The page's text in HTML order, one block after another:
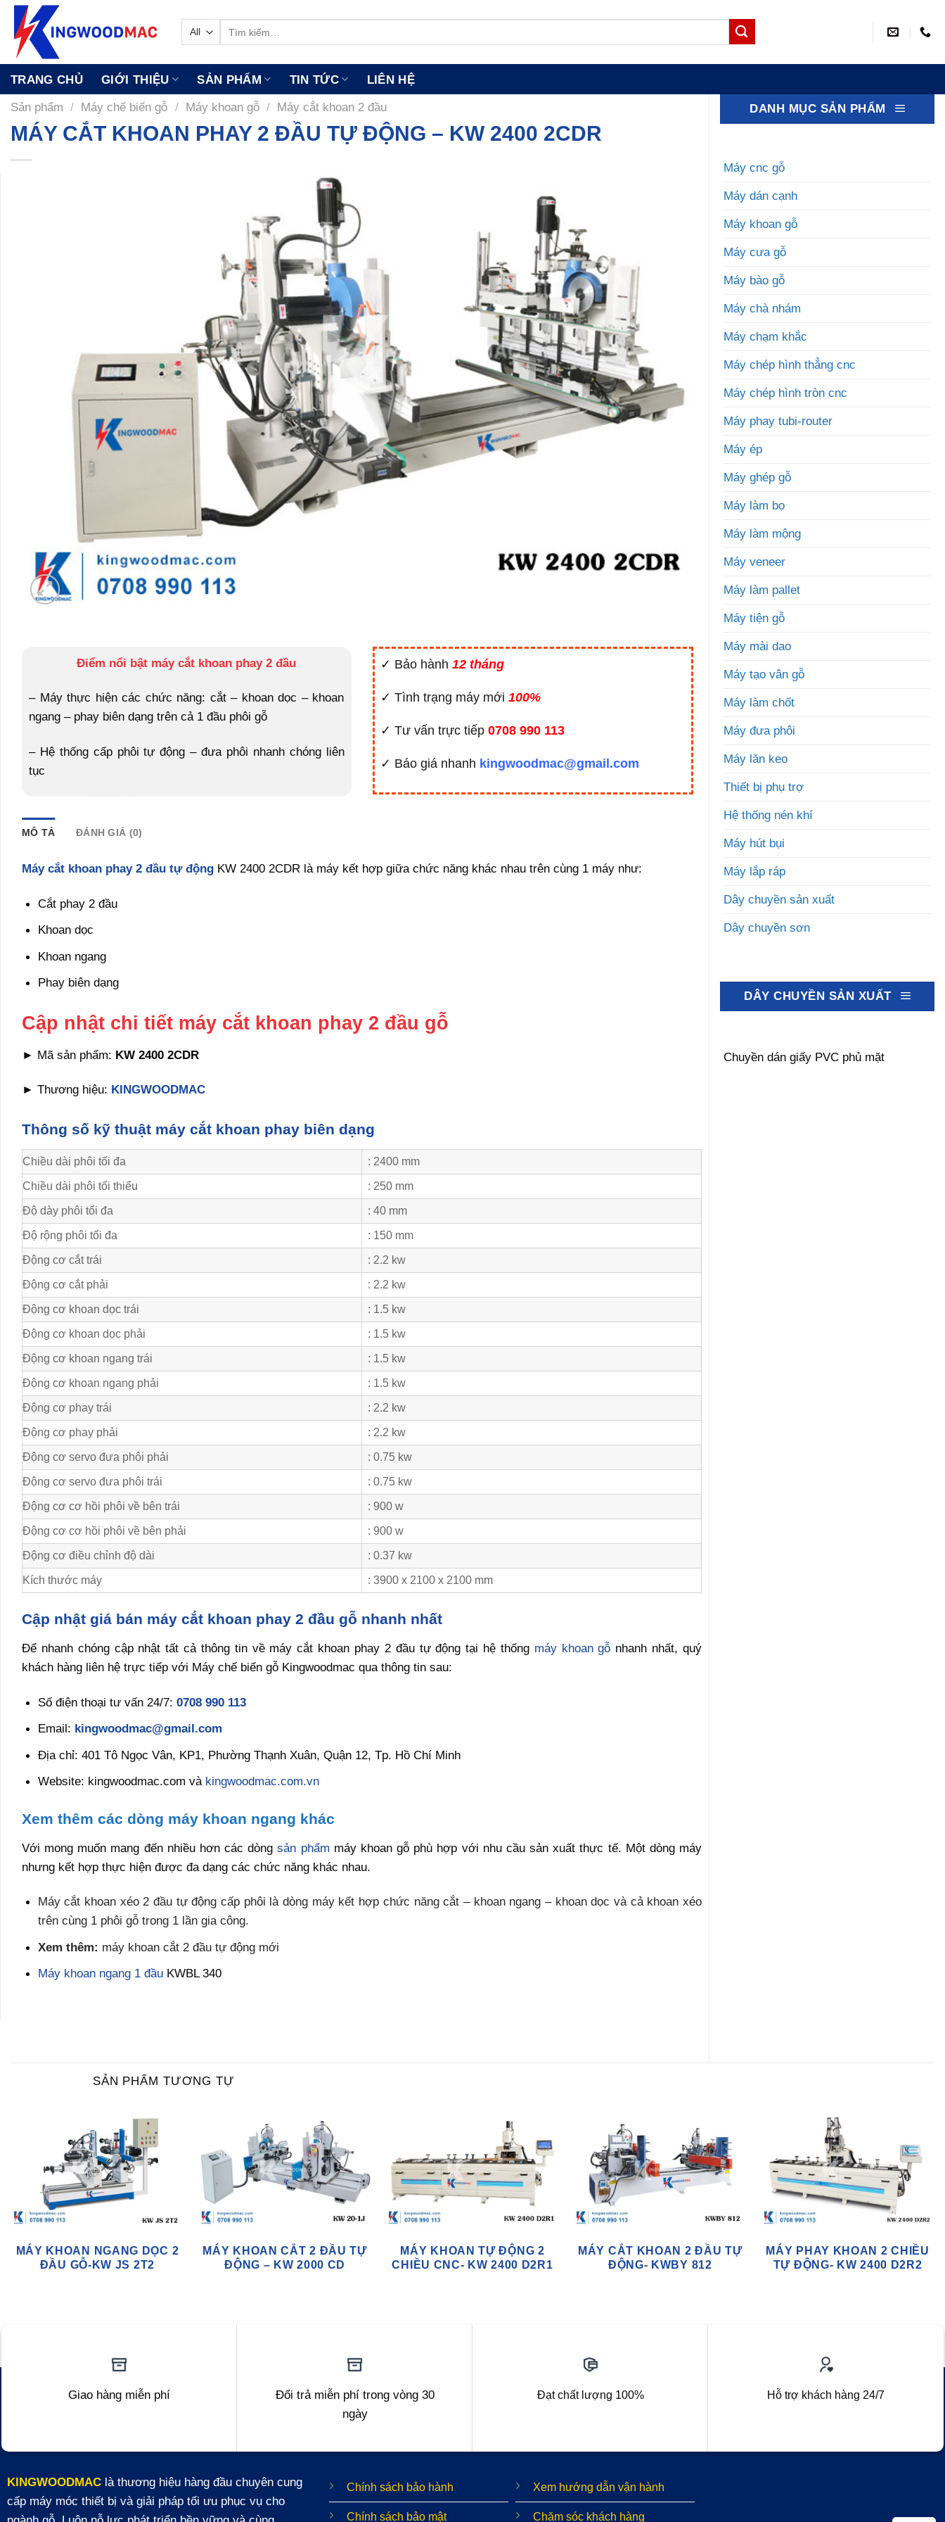
Skip
content
TRANG CHỦ GIỚI THIỆU SẢN PHẨM TIN TỨC
LIÊN HỆ
Sản phẩm / Máy chế biến gỗ / Máy khoan gỗ / Máy cắt khoan 2 đầu
MÁY CẮT KHOAN PHAY 2 ĐẦU TỰ ĐỘNG – KW 2400 2CDR
Điểm nổi bật máy cắt khoan phay 2 đầu
– Máy thực hiện các chức năng: cắt – khoan dọc – khoan
ngang – phay biên dạng trên cả 1 đầu phôi gỗ
– Hệ thống cấp phôi tự động – đưa phôi nhanh chóng liên
tục
✓ Bảo hành 12 tháng
✓ Tình trạng máy mới 100%
✓ Tư vấn trực tiếp 0708 990 113
✓ Báo giá nhanh kingwoodmac@gmail.com
MÔ TẢ ĐÁNH GIÁ (0)
Máy cắt khoan phay 2 đầu tự động KW 2400 2CDR là máy kết hợp giữa chức năng khác nhau trên cùng 1 máy như:
Cắt phay 2 đầu
Khoan dọc
Khoan ngang
Phay biên dạng
Cập nhật chi tiết máy cắt khoan phay 2 đầu gỗ
► Mã sản phẩm: KW 2400 2CDR
► Thương hiệu: KINGWOODMAC
Thông số kỹ thuật máy cắt khoan phay biên dạng
Chiều dài phôi tối đa : 2400 mm
Chiều dài phôi tối thiểu : 250 mm
Độ dày phôi tối đa : 40 mm
Độ rộng phôi tối đa : 150 mm
Động cơ cắt trái : 2.2 kw
Động cơ cắt phải : 2.2 kw
Động cơ khoan dọc trái : 1.5 kw
Động cơ khoan dọc phải : 1.5 kw
Động cơ khoan ngang trái : 1.5 kw
Động cơ khoan ngang phải : 1.5 kw
Động cơ phay trái : 2.2 kw
Động cơ phay phải : 2.2 kw
Động cơ servo đưa phôi phải : 0.75 kw
Động cơ servo đưa phôi trái : 0.75 kw
Động cơ cơ hồi phôi về bên trái : 900 w
Động cơ cơ hồi phôi về bên phải : 900 w
Động cơ điều chỉnh độ dài : 0.37 kw
Kích thước máy : 3900 x 2100 x 2100 mm
Cập nhật giá bán máy cắt khoan phay 2 đầu gỗ nhanh nhất
Để nhanh chóng cập nhật tất cả thông tin về máy cắt khoan phay 2 đầu tự động tại hệ thống máy khoan gỗ nhanh nhất, quý
khách hàng liên hệ trực tiếp với Máy chế biến gỗ Kingwoodmac qua thông tin sau:
Số điện thoại tư vấn 24/7: 0708 990 113
Email: kingwoodmac@gmail.com
Địa chỉ: 401 Tô Ngọc Vân, KP1, Phường Thạnh Xuân, Quận 12, Tp. Hồ Chí Minh
Website: kingwoodmac.com và kingwoodmac.com.vn
Xem thêm các dòng máy khoan ngang khác
Với mong muốn mang đến nhiều hơn các dòngsản phẩm máy khoan gỗ phù hợp với nhu cầu sản xuất thực tế. Một dòng máy
nhưng kết hợp thực hiện được đa dạng các chức năng khác nhau.
Máy cắt khoan xéo 2 đầu tự động cấp phôi là dòng máy kết hợp chức năng cắt – khoan ngang – khoan dọc và cả khoan xéo
trên cùng 1 phôi gỗ trong 1 lần gia công.
Xem thêm: máy khoan cắt 2 đầu tự độngmới
Máy khoan ngang 1 đầuKWBL 340
DANH MỤC SẢN PHẨM
Máy cnc gỗ
Máy dán cạnh
Máy khoan gỗ
Máy cưa gỗ
Máy bào gỗ
Máy chà nhám
Máy chạm khắc
Máy chép hình thẳng cnc
Máy chép hình tròn cnc
Máy phay tubi-router
Máy ép
Máy ghép gỗ
Máy làm bọ
Máy làm mộng
Máy veneer
Máy làm pallet
Máy tiện gỗ
Máy mài dao
Máy tạo vân gỗ
Máy làm chốt
Máy đưa phôi
Máy lăn keo
Thiết bị phụ trợ
Hệ thống nén khí
Máy hút bụi
Máy lắp ráp
Dây chuyền sản xuất
Dây chuyền sơn
DÂY CHUYỀN SẢN XUẤT
Chuyền dán giấy PVC phủ mặt
SẢN PHẨM TƯƠNG TỰ
MÁY KHOAN NGANG DỌC 2
ĐẦU GỖ-KW JS 2T2
MÁY KHOAN CẮT 2 ĐẦU TỰ
ĐỘNG – KW 2000 CD
MÁY KHOAN TỰ ĐỘNG 2
CHIỀU CNC- KW 2400 D2R1
MÁY CẮT KHOAN 2 ĐẦU TỰ
ĐỘNG- KWBY 812
MÁY PHAY KHOAN 2 CHIỀU
TỰ ĐỘNG- KW 2400 D2R2
Giao hàng miễn phí
Đổi trả miễn phí trong vòng 30
ngày
Đạt chất lượng 100% Hỗ trợ khách hàng 24/7
KINGWOODMAClà thương hiệu hàng đầu chuyên cung
cấp máy móc thiết bị và giải pháp tối ưu phục vụ cho
Chính sách bảo hành
Chính sách bảo mật
Xem hướng dẫn vận hành
Chăm sóc khách hàng